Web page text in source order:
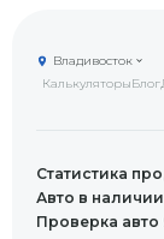
КалькуляторыБлог
Владивосток
Статистика
Авто в наличии
Проверка авто